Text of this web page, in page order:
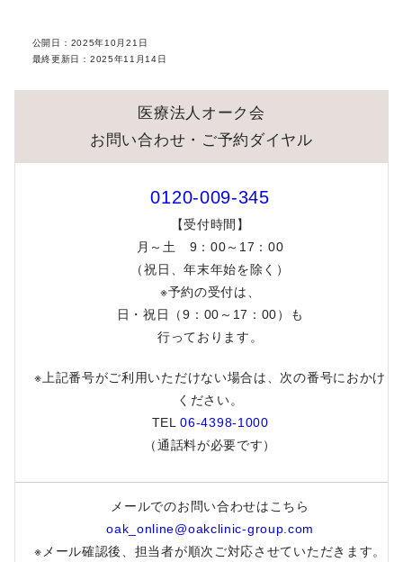
公開日： 2025年10月21日
最終更新日： 2025年11月14日
医療法人オーク会
お問い合わせ・ご予約ダイヤル
0120-009-345
【受付時間】
月～土 9：00～17：00
（祝日、年末年始を除く）
※予約の受付は、
日・祝日（9：00～17：00）も
行っております。
※上記番号がご利用いただけない場合は、次の番号におかけ
ください。
TEL06-4398-1000
（通話料が必要です）
メールでのお問い合わせはこちら
oak_online@oakclinic-group.com
※メール確認後、担当者が順次ご対応させていただきます。